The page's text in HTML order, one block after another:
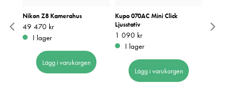
Nikon Z8 Kamerahus
Pris :49 470 kr
49 470 kr
I lager
Lägg i varukorgen
Kupo 070AC Mini Click
Ljusstativ
Pris:1 090 kr
1 090 kr
I lager
Lägg i varukorgen